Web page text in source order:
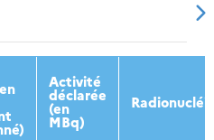
2015 2016
Activité
déclarée
(en
MBq)